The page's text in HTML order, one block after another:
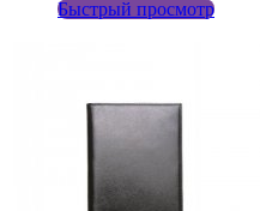
Быстрый просмотр